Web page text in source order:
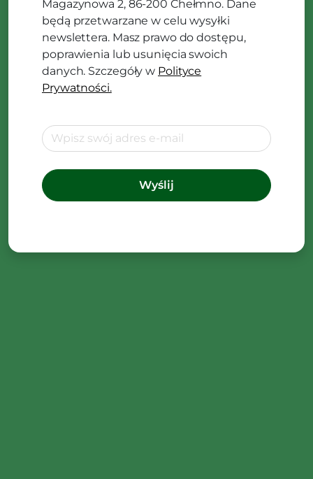
Magazynowa 2, 86-200 Chełmno. Dane
będą przetwarzane w celu wysyłki
newslettera. Masz prawo do dostępu,
poprawienia lub usunięcia swoich
danych. Szczegóły w Polityce
Prywatności.